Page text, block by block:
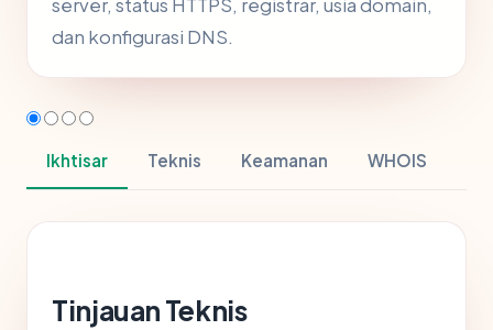
server, status HTTPS, registrar, usia domain,
dan konfigurasi DNS.
Ikhtisar Teknis Keamanan WHOIS
Tinjauan Teknis